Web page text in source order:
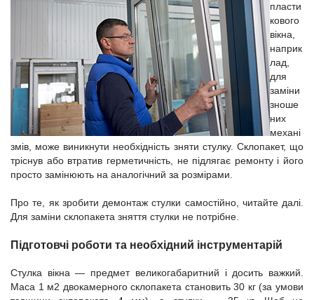
пласти
кового
вікна,
наприк
лад,
для
заміни
зноше
них
механі
змів, може виникнути необхідність зняти стулку. Склопакет, що
тріснув або втратив герметичність, не підлягає ремонту і його
просто замінюють на аналогічний за розмірами.
Про те, як зробити демонтаж стулки самостійно, читайте далі.
Для заміни склопакета зняття стулки не потрібне.
Підготовчі роботи та необхідний інструментарій
Стулка вікна — предмет великогабаритний і досить важкий.
Маса 1 м2 двокамерного склопакета становить 30 кг (за умови